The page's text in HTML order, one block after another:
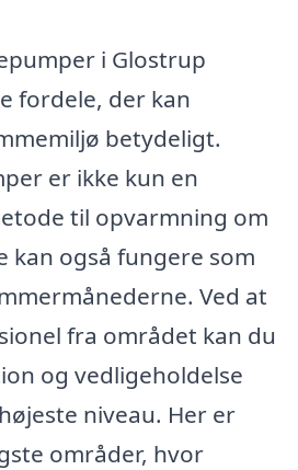
i Glostrup
fordele, der kan
betydeligt.
er ikke kun en
til opvarmning om
kan også fungere som
Ved at
fra området kan du
og vedligeholdelse
niveau. Her er
områder, hvor